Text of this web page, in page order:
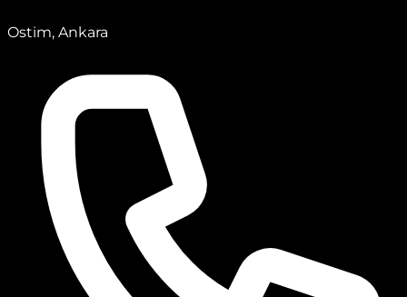
Ostim, Ankara